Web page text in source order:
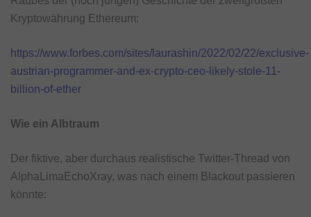
Kryptowährung Ethereum:
https://www.forbes.com/sites/laurashin/2022/02/22/exclusive-
austrian-programmer-and-ex-crypto-ceo-likely-stole-11-
billion-of-ether
Wie ein Albtraum
Der fiktive, aber durchaus realistische Twitter-Thread von
AlphaLimaEchoXray, was nach einem Blackout passieren
könnte: